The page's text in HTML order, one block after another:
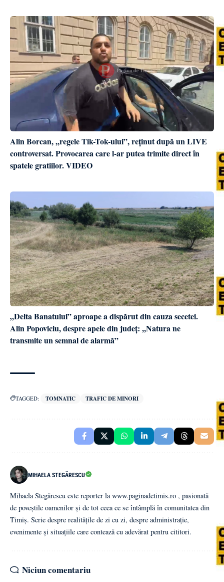
Alin Borcan, ,,regele Tik-Tok-ului”, reținut după un LIVE
controversat. Provocarea care l-ar putea trimite direct în
spatele gratiilor. VIDEO
„Delta Banatului” aproape a dispărut din cauza secetei.
Alin Popoviciu, despre apele din județ: ,,Natura ne
transmite un semnal de alarmă”
TAGGED: TOMNATIC TRAFIC DE MINORI
MIHAELA STEGĂRESCU
Mihaela Stegărescu este reporter la www.paginadetimis.ro , pasionată
de poveștile oamenilor și de tot ceea ce se întâmplă în comunitatea din
Timiș. Scrie despre realitățile de zi cu zi, despre administrație,
evenimente și situațiile care contează cu adevărat pentru cititori.
Niciun comentariu